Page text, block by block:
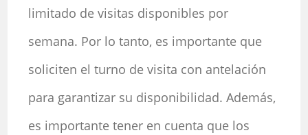
limitado de visitas disponibles por
semana. Por lo tanto, es importante que
soliciten el turno de visita con antelación
para garantizar su disponibilidad. Además,
es importante tener en cuenta que los